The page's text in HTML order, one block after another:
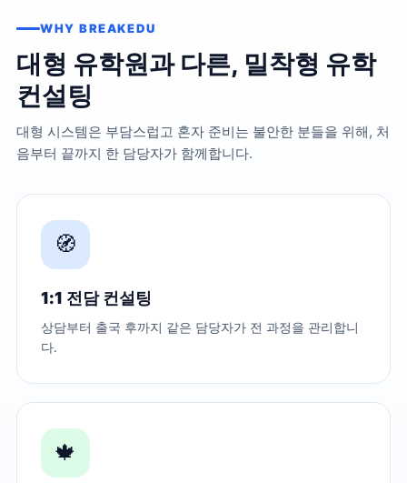
WHY BREAKEDU
대형 유학원과 다른, 밀착형 유학
컨설팅
대형 시스템은 부담스럽고 혼자 준비는 불안한 분들을 위해, 처
음부터 끝까지 한 담당자가 함께합니다.
🧭
1:1 전담 컨설팅
상담부터 출국 후까지 같은 담당자가 전 과정을 관리합니
다.
🍁